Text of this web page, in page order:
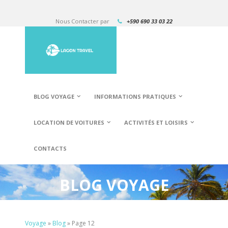
Nous Contacter par +590 690 33 03 22
BLOG VOYAGE INFORMATIONS PRATIQUES
LOCATION DE VOITURES ACTIVITÉS ET LOISIRS
CONTACTS
BLOG VOYAGE
Voyage » Blog» Page 12